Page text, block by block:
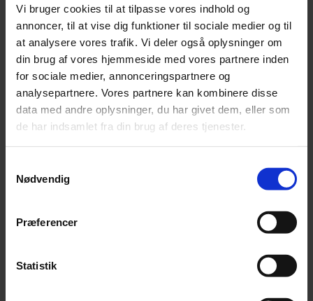
Vi bruger cookies til at tilpasse vores indhold og
annoncer, til at vise dig funktioner til sociale medier og til
at analysere vores trafik. Vi deler også oplysninger om
din brug af vores hjemmeside med vores partnere inden
for sociale medier, annonceringspartnere og
analysepartnere. Vores partnere kan kombinere disse
data med andre oplysninger, du har givet dem, eller som
de har indsamlet fra din brug af deres tjenester.
Nødvendig
Præferencer
Statistik
Landsskatterettens afgørelse tilsidesætter
skattemyndighedernes praksis om, at såkaldte
næringsejendomme ikke kan værdiansættes efter
den særlige +/- 15 %-regel ved overdragelser inden
for familien. Afgørelsen er efter vores oplysninger
ikke indbragt for domstolene.
Hvornår der kommer nye ejendomsvurderinger for
således alt andet lige gøre det mere attraktivt at
ejendommen eller ejendommene ønskes besvaret
inden for familien. I mange tilfælde vil der kunne
ejendomsavancer vil kunne udskydes. Det kræver